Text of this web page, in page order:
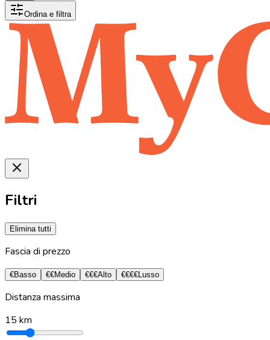
Ordina e filtra
Filtri
Elimina tutti
Fascia di prezzo
€Basso €€Medio €€€Alto €€€€ Lusso
Distanza massima
15 km